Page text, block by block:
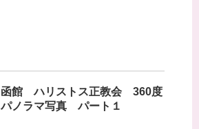
函館 ハリストス正教会 360度
パノラマ写真 パート１